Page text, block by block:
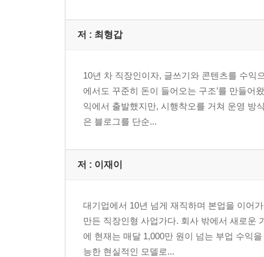
저 : 최형갑
10년 차 직장인이자, 글쓰기와 콘텐츠를 수익
에서도 꾸준히 돈이 들어오는 구조’를 만들어
익에서 출발했지만, 시행착오를 거쳐 운영 방
은 블로그를 단순...
저 : 이재이
대기업에서 10년 넘게 재직하며 본업을 이어
만든 직장인형 사업가다. 회사 밖에서 새로운
에 현재는 매달 1,000만 원이 넘는 부업 수익
능한 현실적인 모델로...